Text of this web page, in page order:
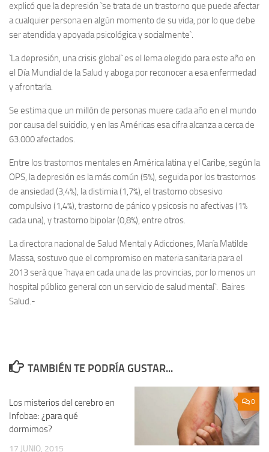
explicó que la depresión `se trata de un trastorno que puede afectar
a cualquier persona en algún momento de su vida, por lo que debe
ser atendida y apoyada psicológica y socialmente`.
`La depresión, una crisis global` es el lema elegido para este año en
el Día Mundial de la Salud y aboga por reconocer a esa enfermedad
y afrontarla.
Se estima que un millón de personas muere cada año en el mundo
por causa del suicidio, y en las Américas esa cifra alcanza a cerca de
63.000 afectados.
Entre los trastornos mentales en América latina y el Caribe, según la
OPS, la depresión es la más común (5%), seguida por los trastornos
de ansiedad (3,4%), la distimia (1,7%), el trastorno obsesivo
compulsivo (1,4%), trastorno de pánico y psicosis no afectivas (1%
cada una), y trastorno bipolar (0,8%), entre otros.
La directora nacional de Salud Mental y Adicciones, María Matilde
Massa, sostuvo que el compromiso en materia sanitaria para el
2013 será que `haya en cada una de las provincias, por lo menos un
hospital público general con un servicio de salud mental`. Baires
Salud.-
TAMBIÉN TE PODRÍA GUSTAR...
Los misterios del cerebro en
Infobae: ¿para qué
dormimos?
17 JUNIO, 2015
0